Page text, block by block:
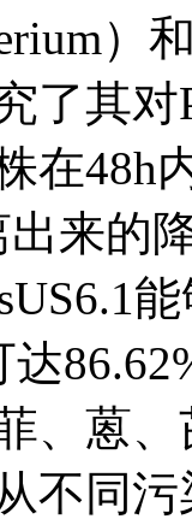
）
了其
在48h
来的
、蒽
不同